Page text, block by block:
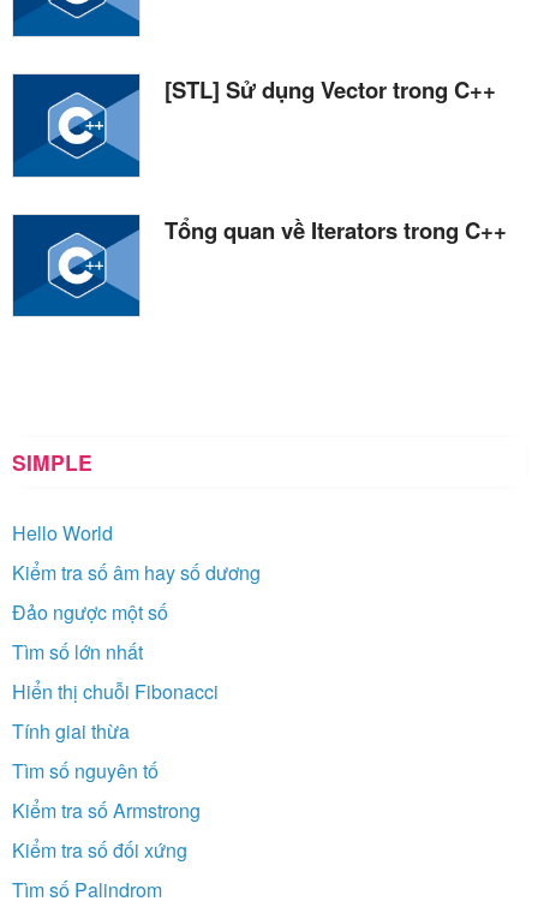
[STL] Sử dụng Vector trong C++
Tổng quan về Iterators trong C++
SIMPLE
Hello World
Kiểm tra số âm hay số dương
Đảo ngược một số
Tìm số lớn nhất
Hiển thị chuỗi Fibonacci
Tính giai thừa
Tìm số nguyên tố
Kiểm tra số Armstrong
Kiểm tra số đối xứng
Tìm số Palindrom